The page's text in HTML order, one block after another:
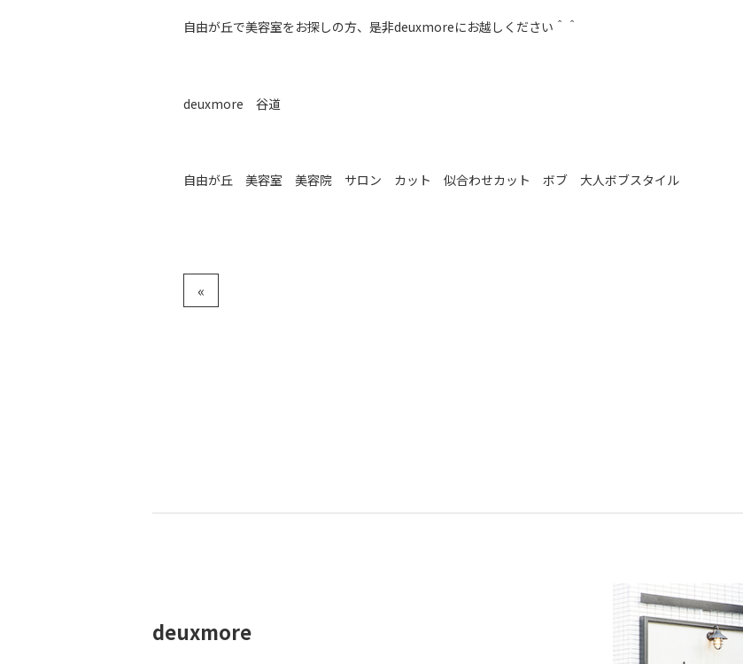
自由が丘で美容室をお探しの方、是非deuxmoreにお越しください＾＾
deuxmore 谷道
自由が丘 美容室 美容院 サロン カット 似合わせカット ボブ 大人ボブスタイル
«
deuxmore